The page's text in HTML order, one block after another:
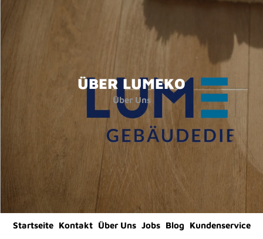
ÜBER LUMEKO
Über Uns
Startseite Kontakt Über Uns Jobs Blog Kundenservice